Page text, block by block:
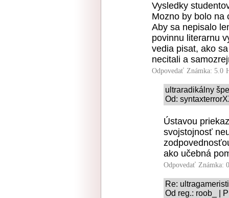
Vysledky
Mozno by bolo na
Aby sa nepisalo
povinnu literarnu
vedia pisat, ako
necitali a
Odpovedať Známka: 5.0
ultraradikálny
Od:
Ústavou
svojstojnosť
ako učebná
Odpovedať Známka:
Re:
Od reg.: roob_ |